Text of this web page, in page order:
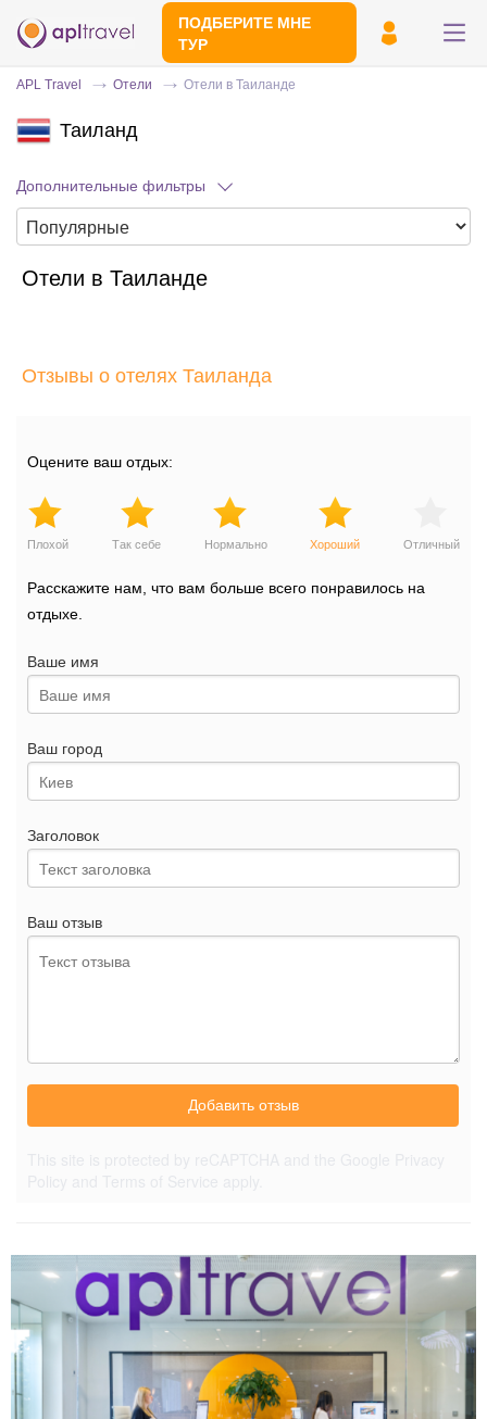
ПОДБЕРИТЕ МНЕ
ТУР
минут
APL Travel Отели Отели в Таиланде
Таиланд
Дополнительные фильтры
Отели в Таиланде
Отзывы о отелях Таиланда
Оцените ваш отдых:
Плохой Так себе Нормально Хороший Отличный
Расскажите нам, что вам больше всего понравилось на
отдыхе.
Ваше имя
Ваш город
Заголовок
Ваш отзыв
Добавить отзыв